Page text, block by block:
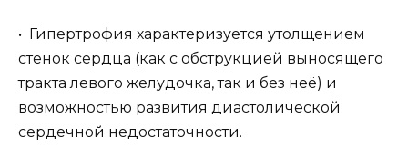
• Гипертрофия характеризуется утолщением
стенок сердца (как с обструкцией выносящего
тракта левого желудочка, так и без неё) и
возможностью развития диастолической
сердечной недостаточности.